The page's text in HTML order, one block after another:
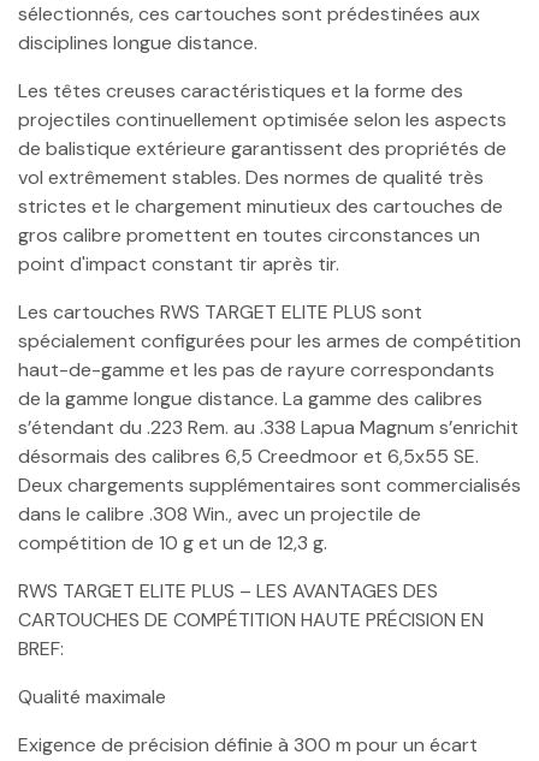
sélectionnés, ces cartouches sont prédestinées aux
disciplines longue distance.
Les têtes creuses caractéristiques et la forme des
projectiles continuellement optimisée selon les aspects
de balistique extérieure garantissent des propriétés de
vol extrêmement stables. Des normes de qualité très
strictes et le chargement minutieux des cartouches de
gros calibre promettent en toutes circonstances un
point d'impact constant tir après tir.
Les cartouches RWS TARGET ELITE PLUS sont
spécialement configurées pour les armes de compétition
haut-de-gamme et les pas de rayure correspondants
de la gamme longue distance. La gamme des calibres
s’étendant du .223 Rem. au .338 Lapua Magnum s’enrichit
désormais des calibres 6,5 Creedmoor et 6,5x55 SE.
Deux chargements supplémentaires sont commercialisés
dans le calibre .308 Win., avec un projectile de
compétition de 10 g et un de 12,3 g.
RWS TARGET ELITE PLUS – LES AVANTAGES DES
CARTOUCHES DE COMPÉTITION HAUTE PRÉCISION EN
BREF:
Qualité maximale
Exigence de précision définie à 300 m pour un écart